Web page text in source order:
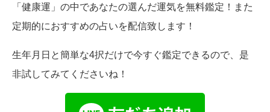
「健康運」の中であなたの選んだ運気を無料鑑定！また
定期的におすすめの占いを配信致します！
生年月日と簡単な4択だけで今すぐ鑑定できるので、是
非試してみてくださいね！